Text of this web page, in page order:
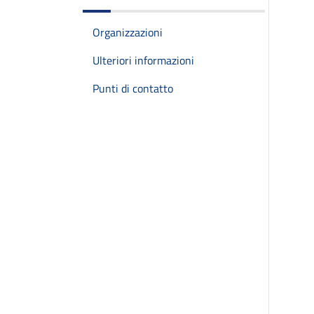
Organizzazioni
Ulteriori informazioni
Punti di contatto